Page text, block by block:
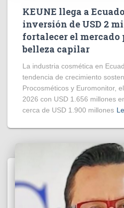
KEUNE llega a
inversión de USD 2
fortalecer el mercado
belleza capilar
La industria cosmética en
tendencia de crecimiento
Procosméticos y Euromonitor,
2026 con USD 1.656 millones
cerca de USD 1.900 millones